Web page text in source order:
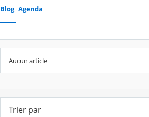
Blog Agenda
Aucun article
Trier par